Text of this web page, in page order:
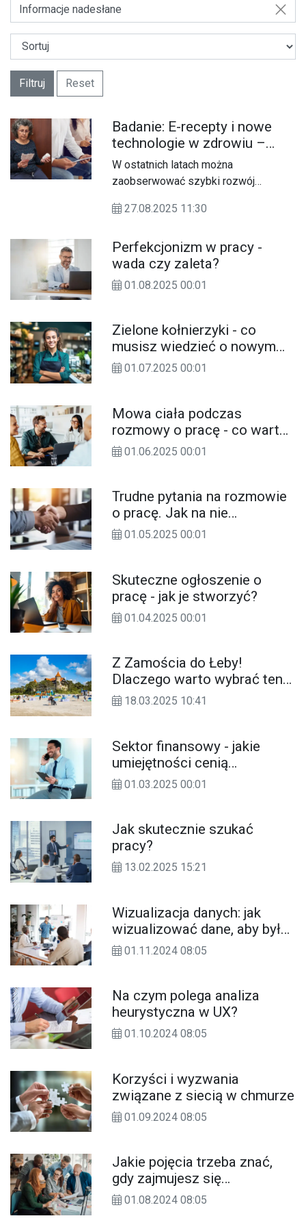
Informacje nadesłane
Filtruj Reset
Badanie: E-recepty i nowe
technologie w zdrowiu –
wygoda, korzyści i rola
sztucznej inteligencji
W ostatnich latach można
zaobserwować szybki rozwój
częściej w codziennym życiu
inteligencja, także w obszarze
zdrowia. Z badań wynika, że już 38%
Polaków choć raz sięgnęło po AI, by
wnioski przyniosło badanie
dotyczące opinii pacjentów?
27.08.2025 11:30
Perfekcjonizm w pracy -
wada czy zaleta?
01.08.2025 00:01
Zielone kołnierzyki - co
musisz wiedzieć o nowym
trendzie na rynku pracy?
01.07.2025 00:01
Mowa ciała podczas
rozmowy o pracę - co warto
wiedzieć?
01.06.2025 00:01
Trudne pytania na rozmowie
o pracę. Jak na nie
odpowiadać?
01.05.2025 00:01
Skuteczne ogłoszenie o
pracę - jak je stworzyć?
01.04.2025 00:01
Z Zamościa do Łeby!
Dlaczego warto wybrać ten
kierunek na tegoroczne
18.03.2025 10:41
Sektor finansowy - jakie
umiejętności cenią
pracodawcy?
01.03.2025 00:01
Jak skutecznie szukać
pracy?
13.02.2025 15:21
Wizualizacja danych: jak
wizualizować dane, aby były
czytelne i ciekawe?
01.11.2024 08:05
Na czym polega analiza
heurystyczna w UX?
01.10.2024 08:05
Korzyści i wyzwania
związane z siecią w chmurze
01.09.2024 08:05
Jakie pojęcia trzeba znać,
gdy zajmujesz się
zarządzaniem projektami w
01.08.2024 08:05